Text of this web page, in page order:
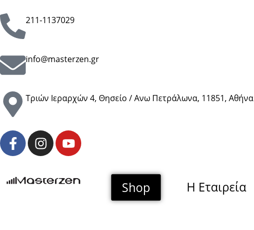
211-1137029
info@masterzen.gr
Τριών Ιεραρχών 4, Θησείο / Ανω Πετράλωνα, 11851, Αθήνα
Shop H Εταιρεία